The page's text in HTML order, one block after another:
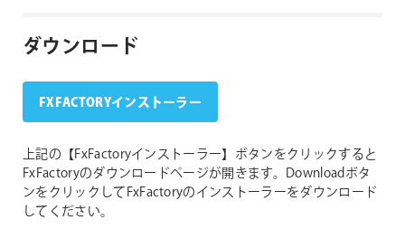
ダウンロード
FXFACTORYインストーラー
上記の【FxFactoryインストーラー】ボタンをクリックすると
FxFactoryのダウンロードページが開きます。Downloadボタ
ンをクリックしてFxFactoryのインストーラーをダウンロード
してください。